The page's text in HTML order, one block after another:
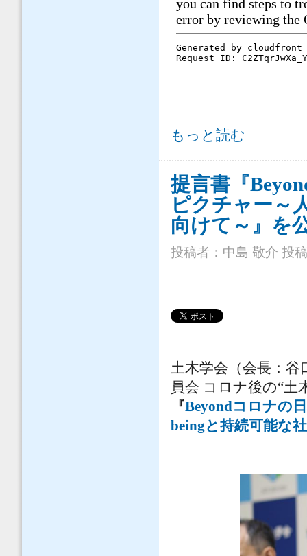
斉藤鉄夫国土交通大臣を表敬し、
もっと読む
提言書『
ピクチャー～
向けて～』を
投稿者： 中島 敬介 投
土木学会（会長：谷
員会 コロナ後の“土
『Beyondコロナの
beingと持続可能な